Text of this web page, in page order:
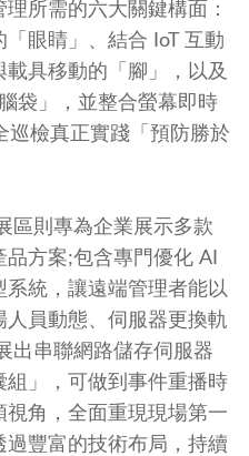
所需的六大關鍵構面：
眼睛」、結合 IoT 互動
具移動的「腳」，以及
袋」，並整合螢幕即時
巡檢真正實踐「預防勝於
區則專為企業展示多款
方案;包含專門優化 AI
統，讓遠端管理者能以
員動態、伺服器更換軌
出串聯網路儲存伺服器
組」，可做到事件重播時
角，全面重現現場第一
豐富的技術布局，持續